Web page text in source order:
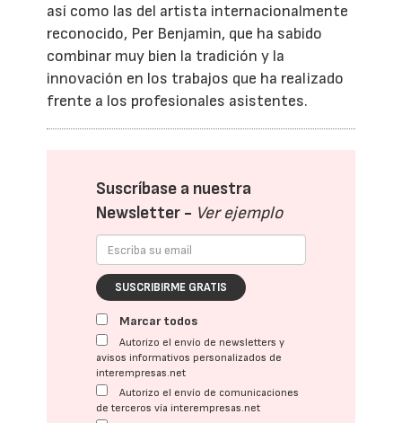
así como las del artista internacionalmente
reconocido, Per Benjamin, que ha sabido
combinar muy bien la tradición y la
innovación en los trabajos que ha realizado
frente a los profesionales asistentes.
Suscríbase a nuestra
Newsletter - Ver ejemplo
SUSCRIBIRME GRATIS
Marcar todos
Autorizo el envío de newsletters y
avisos informativos personalizados de
interempresas.net
Autorizo el envío de comunicaciones
de terceros vía interempresas.net